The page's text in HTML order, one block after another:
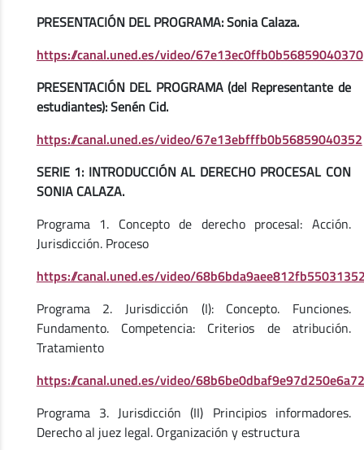
PRESENTACIÓN DEL PROGRAMA: Sonia Calaza.
https://canal.uned.es/video/67e13ec0ffb0b56859040370
PRESENTACIÓN DEL PROGRAMA (del Representante de
estudiantes): Senén Cid.
https://canal.uned.es/video/67e13ebfffb0b56859040352
SERIE 1: INTRODUCCIÓN AL DERECHO PROCESAL CON
SONIA CALAZA.
Programa 1. Concepto de derecho procesal: Acción.
Jurisdicción. Proceso
https://canal.uned.es/video/
Programa 2. Jurisdicción (I): Concepto. Funciones.
Fundamento. Competencia: Criterios de atribución.
Tratamiento
https://canal.uned.es/video/68b6be0dbaf9e97d250e6a72
Programa 3. Jurisdicción (II) Principios informadores.
Derecho al juez legal. Organización y estructura